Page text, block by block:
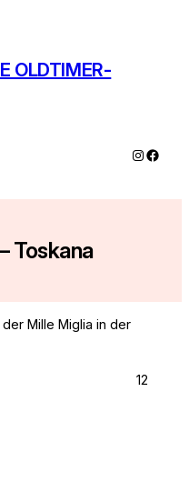
OLDTIMER-
Toskana
Mille Miglia in der
2026 12